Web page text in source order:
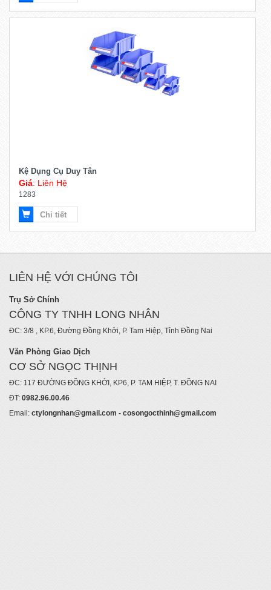
Kệ Dụng Cụ Duy Tân
Giá: Liên Hệ
1283
Chi tiết
LIÊN HỆ VỚI CHÚNG TÔI
Trụ Sở Chính
CÔNG TY TNHH LONG NHÂN
ĐC: 3/8 , KP.6, Đường Đồng Khởi, P. Tam Hiệp, Tỉnh Đồng Nai
Văn Phòng Giao Dịch
CƠ SỞ NGỌC THỊNH
ĐC: 117 ĐƯỜNG ĐỒNG KHỞI, KP6, P. TAM HIỆP, T. ĐỒNG NAI
ĐT: 0982.96.00.46
Email: ctylongnhan@gmail.com - cosongocthinh@gmail.com